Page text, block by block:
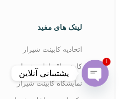
لینک های مفید
اتحادیه کابینت شیراز
کابینت اقساطی شیراز
نمایشگاه کابینت شیراز
دکوراسیون داخلی شیراز
پشتیبانی آنلاین
1